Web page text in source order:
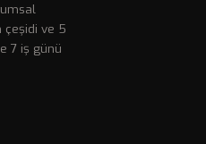
çeşidi ve 5
7 iş günü